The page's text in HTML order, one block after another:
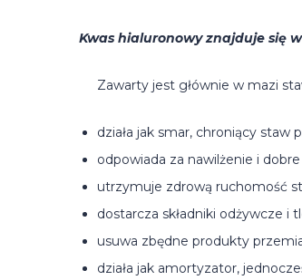
Kwas hialuronowy znajduje się
Zawarty jest głównie w mazi
działa jak smar, chroniący
odpowiada za nawilżenie i
utrzymuje zdrową ruchomość
dostarcza składniki odżywcze i
usuwa zbędne produkty
działa jak amortyzator,